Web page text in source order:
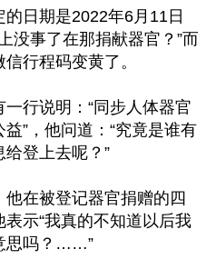
日期是2022年6月11日
没事了在那捐献器官？”而
行程码变黄了。
行说明：“同步人体器官
”，他问道：“究竟是谁有
登上去呢？”
在被登记器官捐赠的四
示“我真的不知道以后我
思吗？……”